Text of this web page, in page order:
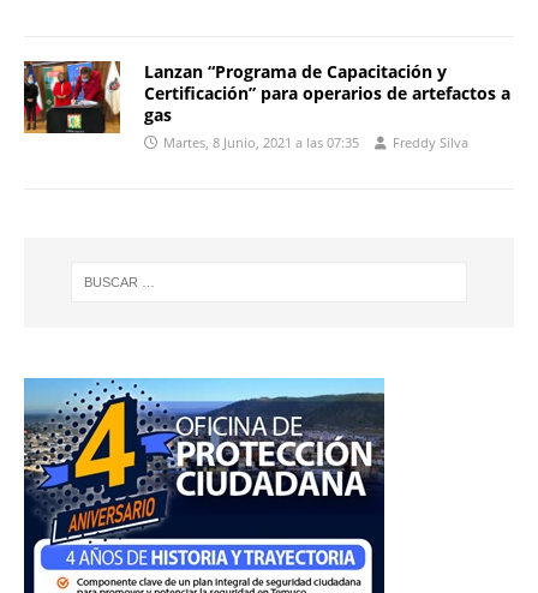
Lanzan “Programa de Capacitación y
Certificación” para operarios de artefactos a
gas
Martes, 8 Junio, 2021 a las 07:35 Freddy Silva